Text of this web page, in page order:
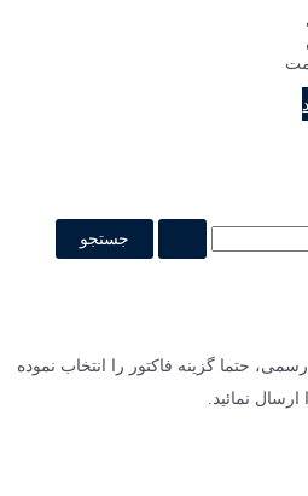
حتما گزینه فاکتور را انتخاب نموده
نمائید.